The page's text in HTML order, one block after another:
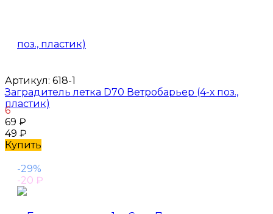
Артикул: 618-1
Заградитель летка D70 Ветробарьер (4-х поз.,
пластик)
6
69 ₽
49 ₽
Купить
-29%
-20 ₽